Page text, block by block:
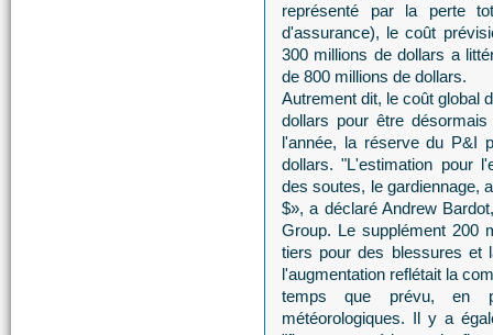
représenté par la perte
d'assurance), le coût
300 millions de dollars a
de 800 millions de dollars.
Autrement dit, le coût global
dollars pour être
l'année, la réserve du P&I
dollars. "L'estimation pour
des soutes, le gardiennage,
$», a déclaré Andrew
Group. Le supplément 200
tiers pour des blessures et
l'augmentation reflétait la
temps que prévu, en
météorologiques. Il y a